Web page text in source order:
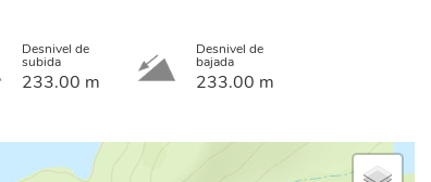
Desnivel de
subida
233.00 m
Desnivel de
bajada
233.00 m